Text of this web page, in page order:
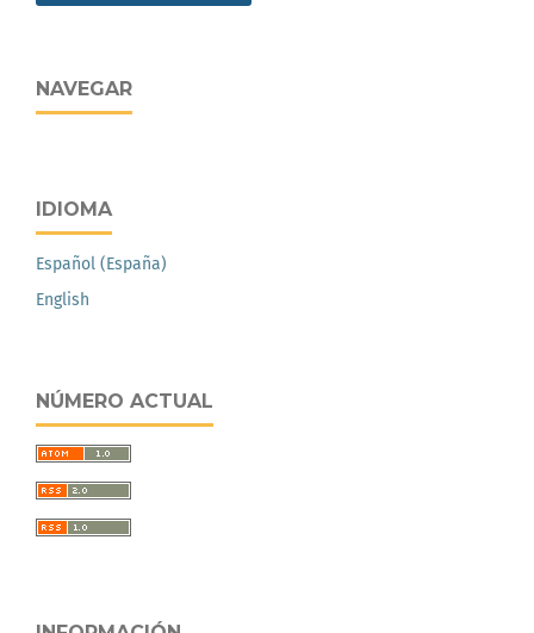
NAVEGAR
IDIOMA
Español (España)
English
NÚMERO ACTUAL